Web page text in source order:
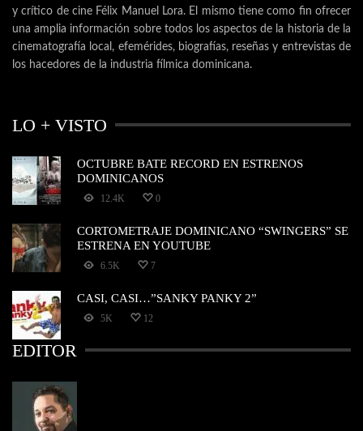
y crítico de cine Félix Manuel Lora. El mismo tiene como fin ofrecer
una amplia información sobre todos los aspectos de la historia de la
cinematografía local, efemérides, biografías, reseñas y entrevistas de
los hacedores de la industria fílmica dominicana.
LO + VISTO
OCTUBRE BATE RECORD EN ESTRENOS
DOMINICANOS
12.4K 0
CORTOMETRAJE DOMINICANO “SWINGERS” SE
ESTRENA EN YOUTUBE
6.5K 7
CASI, CASI…”SANKY PANKY 2”
5K 12
EDITOR